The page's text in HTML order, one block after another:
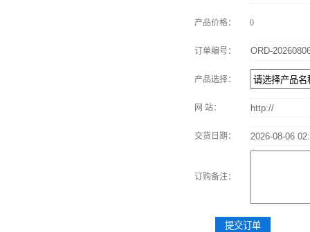
产品价格： 0
订单编号：
产品选择：
网 站：
交货日期：
订购备注：